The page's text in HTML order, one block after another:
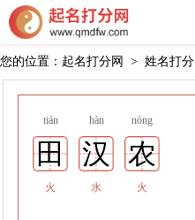
您的位置： 起名打分网 > 姓名打分
tián hàn nóng
田 汉 农
火 水 火